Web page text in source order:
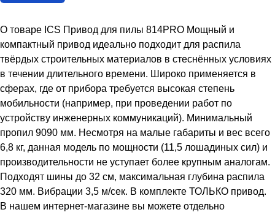
О товаре ICS Привод для пилы 814PRO Мощный и
компактный привод идеально подходит для распила
твёрдых строительных материалов в стеснённых условиях
в течении длительного времени. Широко применяется в
сферах, где от прибора требуется высокая степень
мобильности (например, при проведении работ по
устройству инженерных коммуникаций). Минимальный
пропил 9090 мм. Несмотря на малые габариты и вес всего
6,8 кг, данная модель по мощности (11,5 лошадиных сил) и
производительности не уступает более крупным аналогам.
Подходят шины до 32 см, максимальная глубина распила
320 мм. Вибрации 3,5 м/сек. В комплекте ТОЛЬКО привод.
В нашем интернет-магазине вы можете отдельно